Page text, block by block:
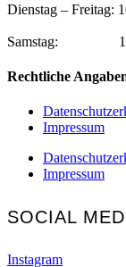
Dienstag – Freitag:
14:00-
Samstag:
Rechtliche
Impressum
Impressum
SOCIAL
Instagram